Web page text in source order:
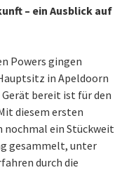
– ein Ausblick auf
Powers gingen
in Apeldoorn
Gerät bereit ist für den
diesem ersten
ein Stückweit
gesammelt, unter
durch die